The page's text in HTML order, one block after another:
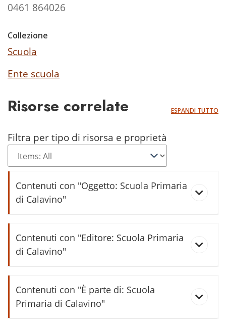
0461 864026
Collezione
Scuola
Ente scuola
Risorse correlate ESPANDI TUTTO
Filtra per tipo di risorsa e proprietà
Contenuti con "Oggetto: Scuola Primaria
di Calavino"
elementari
trentine: censimento descrittivo
Contenuti con "Editore: Scuola Primaria
di Calavino"
Calavino una volta
Contenuti con "È parte di: Scuola
Primaria di Calavino"